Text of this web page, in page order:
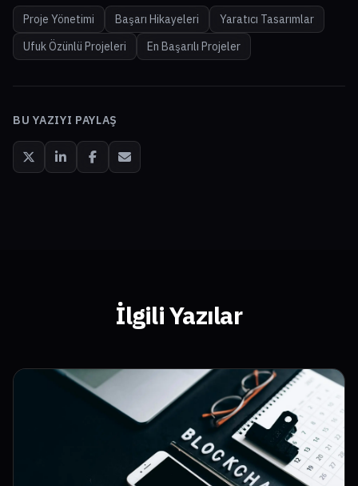
Proje Yönetimi Başarı Hikayeleri
Yaratıcı Tasarımlar
Ufuk Özünlü Projeleri
En Başarılı Projeler
BU YAZIYI PAYLAŞ
İlgili Yazılar